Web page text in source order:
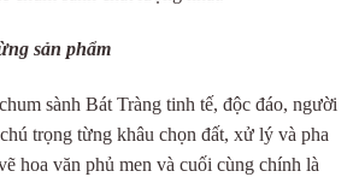
sản phẩm
sành Bát Tràng tinh tế, độc đáo, người
trọng từng khâu chọn đất, xử lý và pha
hoa văn phủ men và cuối cùng chính là